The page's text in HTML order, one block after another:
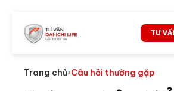
TƯ
Trang chủ›Câu hỏi thường gặp